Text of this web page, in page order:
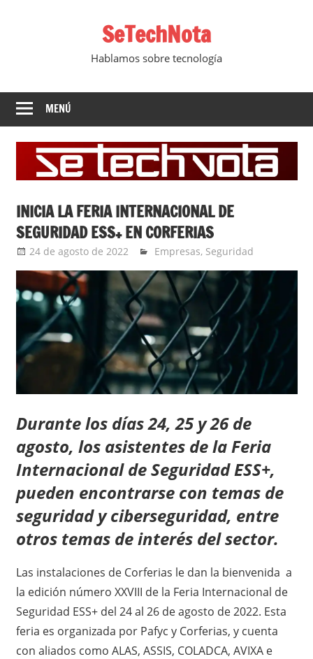
SeTechNota
Hablamos sobre tecnología
MENÚ
INICIA LA FERIA INTERNACIONAL DE
SEGURIDAD ESS+ EN CORFERIAS
24 de agosto de 2022 Ernesto Herrera
Empresas, Seguridad
Durante los días24, 25 y 26 de
agosto, los asistentes de la Feria
Internacional de Seguridad ESS+,
pueden encontrarse con temas de
seguridad y ciberseguridad, entre
otros temas de interés del sector.
Las instalaciones de Corferias le dan la bienvenida a
la edición número XXVIII de la Feria Internacional de
Seguridad ESS+ del 24 al 26 de agosto de 2022. Esta
feria es organizada por Pafyc y Corferias, y cuenta
con aliados como ALAS, ASSIS, COLADCA, AVIXA e